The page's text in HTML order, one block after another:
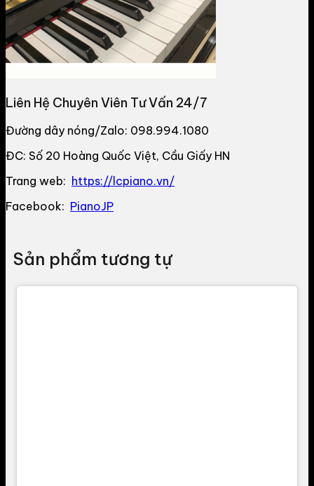
Liên Hệ Chuyên Viên Tư Vấn 24/7
Đường dây nóng/Zalo: 098.994.1080
ĐC: Số 20 Hoàng Quốc Việt, Cầu Giấy HN
Trang web: https://lcpiano.vn/
Facebook: PianoJP
Sản phẩm tương tự